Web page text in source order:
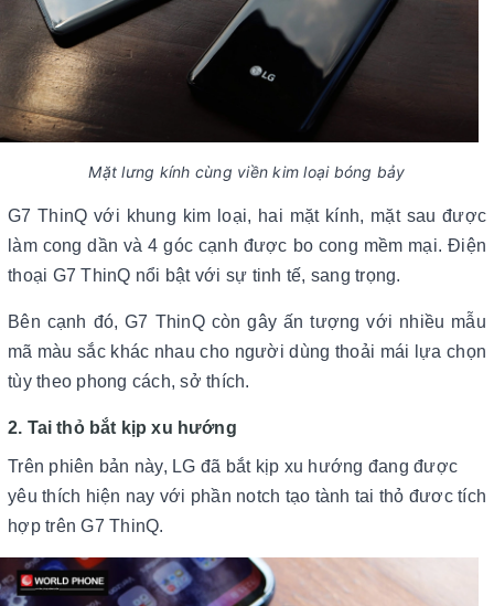
Mặt lưng kính cùng viền kim loại bóng bảy
G7 ThinQ với khung kim loại, hai mặt kính, mặt sau được
làm cong dần và 4 góc cạnh được bo cong mềm mại. Điện
thoại G7 ThinQ nổi bật với sự tinh tế, sang trọng.
Bên cạnh đó, G7 ThinQ còn gây ấn tượng với nhiều mẫu
mã màu sắc khác nhau cho người dùng thoải mái lựa chọn
tùy theo phong cách, sở thích.
2. Tai thỏ bắt kịp xu hướng
Trên phiên bản này, LG đã bắt kịp xu hướng đang được
yêu thích hiện nay với phần notch tạo tành tai thỏ đươc tích
hợp trên G7 ThinQ.